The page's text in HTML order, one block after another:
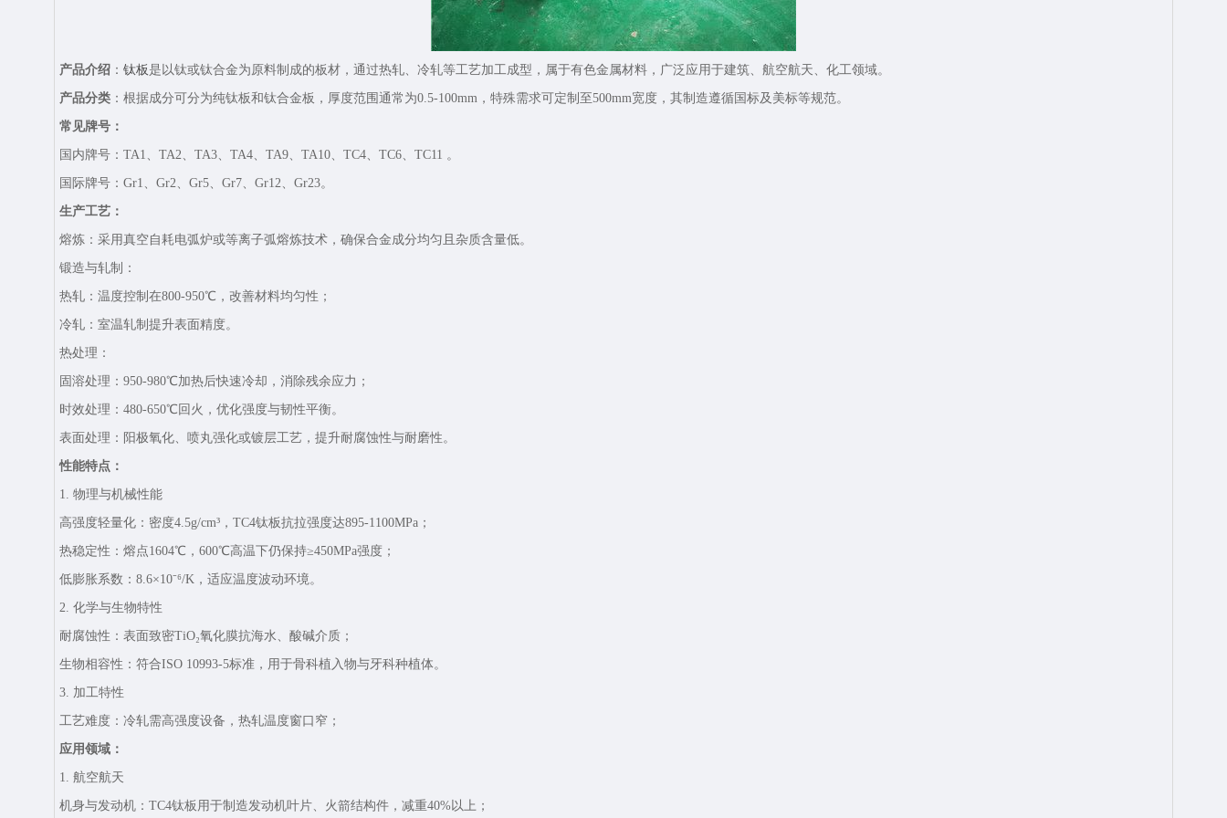
产品介绍 ： 钛板 是以‌钛或钛合金‌为原料制成的板材，通过‌热轧、冷轧‌等工艺加工成型，属于有色金属材料，广泛应用于建筑、航空航天、化工领域。
产品分类 ：根据成分可分为‌纯钛板‌和‌钛合金板‌，厚度范围通常为0.5-100mm，特殊需求可定制至500mm宽度，其制造遵循国标及美标等规范。
常见牌号：
国内牌号：TA1、TA2、TA3、TA4、TA9、TA10、TC4、TC6、TC11 。
国际牌号：‌Gr1、Gr2、Gr5、Gr7、Gr12、Gr23。
生产工艺：
熔炼‌：采用真空自耗电弧炉或等离子弧熔炼技术，确保合金成分均匀且杂质含量低。
锻造与轧制‌：
热轧‌：温度控制在800-950℃，改善材料均匀性；
冷轧‌：室温轧制提升表面精度。
热处理‌：
固溶处理‌：950-980℃加热后快速冷却，消除残余应力；
时效处理‌：480-650℃回火，优化强度与韧性平衡。
表面处理‌：阳极氧化、喷丸强化或镀层工艺，提升耐腐蚀性与耐磨性。
性能特点：
1. 物理与机械性能‌
高强度轻量化‌：密度4.5g/cm³，TC4钛板抗拉强度达895-1100MPa；
热稳定性‌：熔点1604℃，600℃高温下仍保持≥450MPa强度；
低膨胀系数‌：8.6×10⁻⁶/K，适应温度波动环境。
2. 化学与生物特性‌
耐腐蚀性‌：表面致密TiO₂氧化膜抗海水、酸碱介质；
生物相容性‌：符合ISO 10993-5标准，用于骨科植入物与牙科种植体。
3. 加工特性‌
工艺难度‌：冷轧需高强度设备，热轧温度窗口窄；
应用领域：
1. 航空航天‌
机身与发动机‌：TC4钛板用于制造发动机叶片、火箭结构件，减重40%以上；